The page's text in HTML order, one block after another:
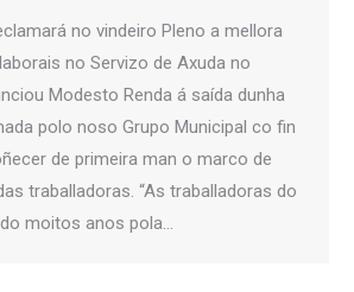
no vindeiro Pleno a mellora
no Servizo de Axuda no
Modesto Renda á saída dunha
polo noso Grupo Municipal co fin
de primeira man o marco de
traballadoras. “As traballadoras do
moitos anos pola…